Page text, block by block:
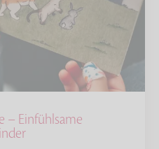
– Einfühlsame